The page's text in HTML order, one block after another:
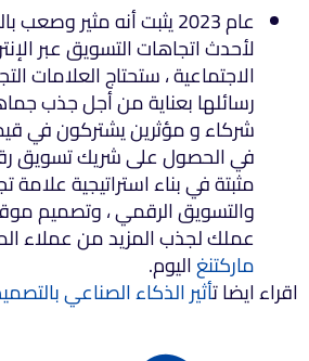
عام 2023 يثبت أنه مثير
لأحدث اتجاهات التسويق عبر
الاجتماعية ، ستحتاج العلامات
رسائلها بعناية من أجل جذب
شركاء و مؤثرين يشتركون في
في الحصول على شريك تسويق
مثبتة في بناء استراتيجية علامة
والتسويق الرقمي ، وتصميم
عملك لجذب المزيد من عملاء
ماركتنغاليوم.
اقراء ايضا تأثير الذكاء الصناعي